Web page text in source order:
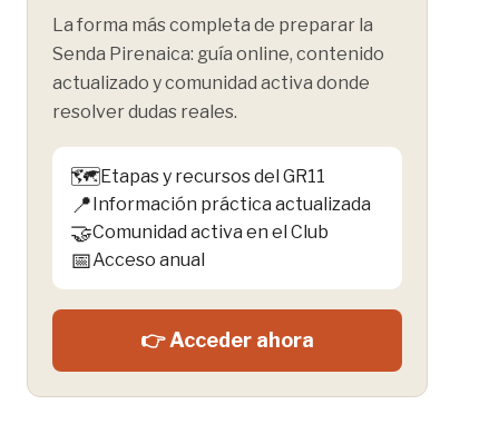
La forma más completa de preparar la
Senda Pirenaica: guía online, contenido
actualizado y comunidad activa donde
resolver dudas reales.
🗺️Etapas y recursos del GR11
📍Información práctica actualizada
🤝Comunidad activa en el Club
📅Acceso anual
👉 Acceder ahora